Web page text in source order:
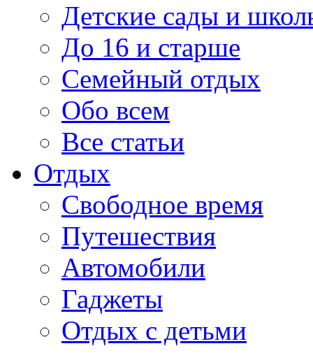
Детские сады и
До 16 и старше
Семейный отдых
Обо всем
Все статьи
Отдых
Свободное время
Путешествия
Автомобили
Гаджеты
Отдых с детьми